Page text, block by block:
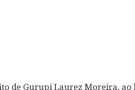
de Gurupi Laurez Moreira, ao